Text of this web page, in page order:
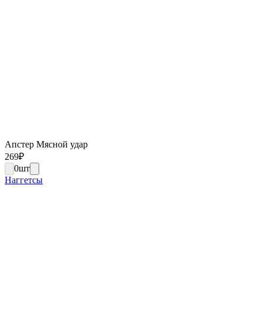
Апстер Мясной удар
269₽
0шт
Наггетсы